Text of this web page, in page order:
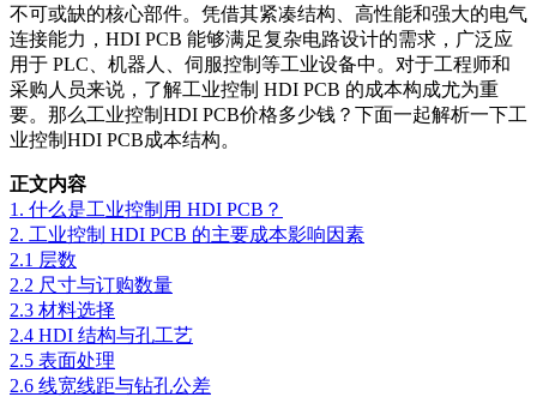
不可或缺的核心部件。凭借其紧凑结构、高性能和强大的电气
连接能力，HDI PCB 能够满足复杂电路设计的需求，广泛应
用于 PLC、机器人、伺服控制等工业设备中。对于工程师和
采购人员来说，了解工业控制 HDI PCB 的成本构成尤为重
要。那么工业控制HDI PCB价格多少钱？下面一起解析一下工
业控制HDI PCB成本结构。
正文内容
1. 什么是工业控制用 HDI PCB？
2. 工业控制 HDI PCB 的主要成本影响因素
2.1 层数
2.2 尺寸与订购数量
2.3 材料选择
2.4 HDI 结构与孔工艺
2.5 表面处理
2.6 线宽线距与钻孔公差